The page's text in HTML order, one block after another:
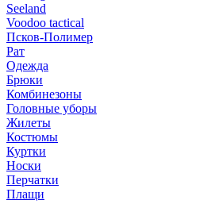
Seeland
Voodoo tactical
Псков-Полимер
Рат
Одежда
Брюки
Комбинезоны
Головные уборы
Жилеты
Костюмы
Куртки
Носки
Перчатки
Плащи